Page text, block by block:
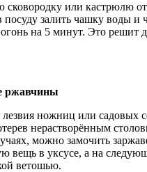
или кастрюлю
посуду залить чашку воды и
огонь на 5 минут. Это решит
ржавчины
ножниц или садовых
нерастворённым
можно замочить
вещь в уксусе, а на
ветошью.